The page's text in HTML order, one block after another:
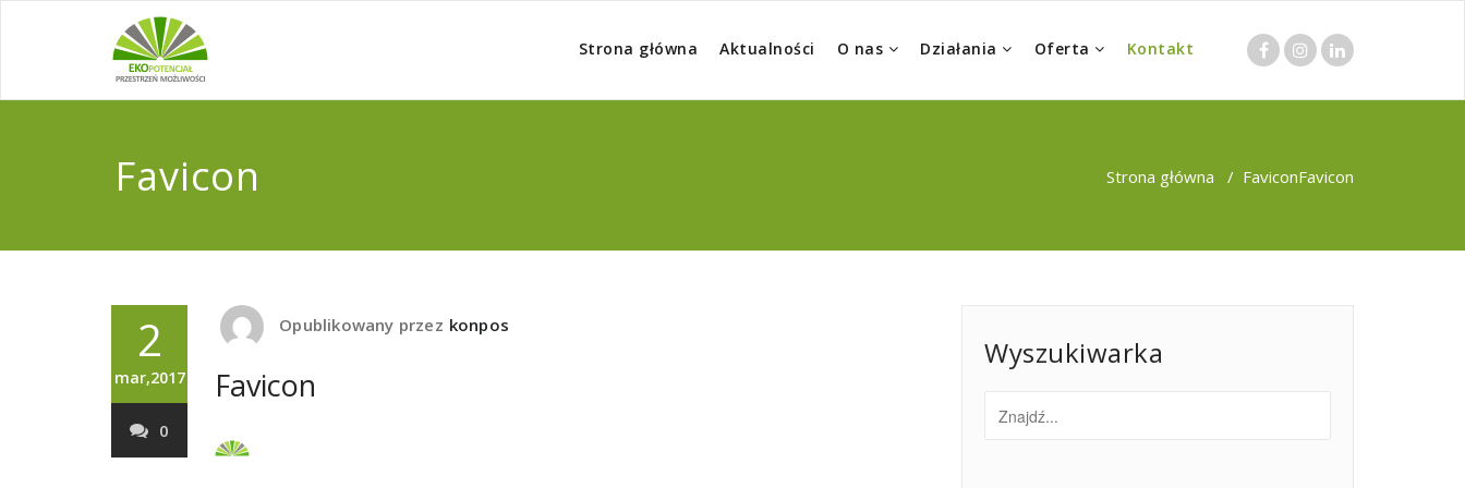
Strona główna Aktualności O nas Działania Oferta Kontakt
Favicon Strona główna / FaviconFavicon
2
mar,2017
0
Opublikowany przez konpos
Favicon
Wyszukiwarka